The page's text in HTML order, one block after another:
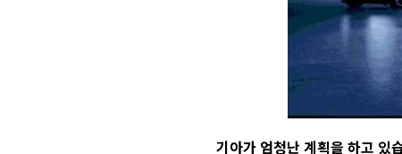
기아가 엄청난 계획을 하고 있